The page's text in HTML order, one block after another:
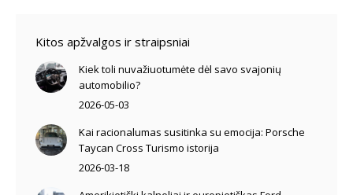
Kitos apžvalgos ir straipsniai
Kiek toli nuvažiuotumėte dėl savo svajonių
automobilio?
2026-05-03
Kai racionalumas susitinka su emocija: Porsche
Taycan Cross Turismo istorija
2026-03-18